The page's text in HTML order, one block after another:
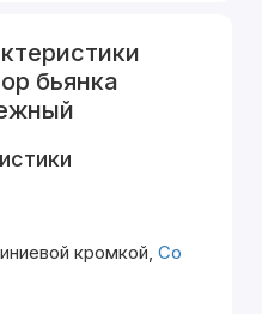
бьянка
кромкой, Со